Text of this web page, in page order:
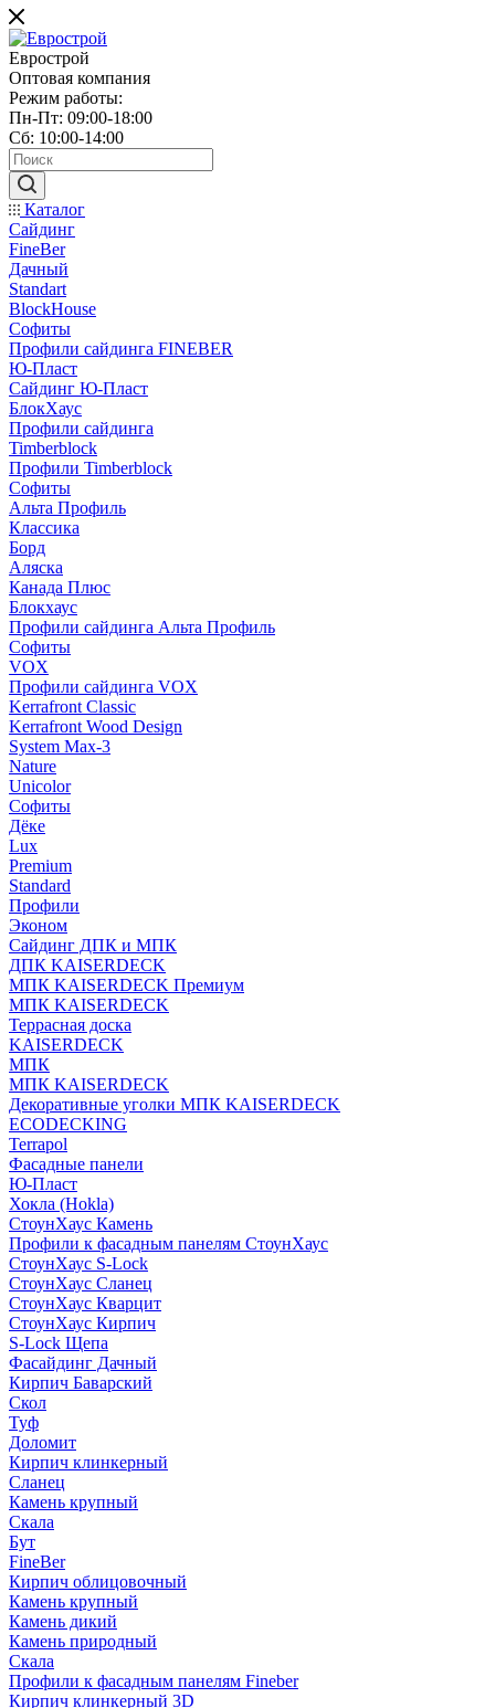
Еврострой
Оптовая компания
Режим работы:
Пн-Пт: 09:00-18:00
Сб: 10:00-14:00
Каталог
Сайдинг
FineBer
Дачный
Standart
BlockHouse
Софиты
Профили сайдинга FINEBER
Ю-Пласт
Сайдинг Ю-Пласт
БлокХаус
Профили сайдинга
Timberblock
Профили Timberblock
Софиты
Альта Профиль
Классика
Борд
Аляска
Канада Плюс
Блокхаус
Профили сайдинга Альта Профиль
Софиты
VOX
Профили сайдинга VOX
Kerrafront Classic
Kerrafront Wood Design
System Max-3
Nature
Unicolor
Софиты
Дёке
Lux
Premium
Standard
Профили
Эконом
Сайдинг ДПК и МПК
ДПК KAISERDECK
МПК KAISERDECK Премиум
МПК KAISERDECK
Террасная доска
KAISERDECK
МПК
МПК KAISERDECK
Декоративные уголки МПК KAISERDECK
ECODECKING
Terrapol
Фасадные панели
Ю-Пласт
Хокла (Hokla)
СтоунХаус Камень
Профили к фасадным панелям СтоунХаус
СтоунХаус S-Lock
СтоунХаус Сланец
СтоунХаус Кварцит
СтоунХаус Кирпич
S-Lock Щепа
Фасайдинг Дачный
Кирпич Баварский
Скол
Туф
Доломит
Кирпич клинкерный
Сланец
Камень крупный
Скала
Бут
FineBer
Кирпич облицовочный
Камень крупный
Камень дикий
Камень природный
Скала
Профили к фасадным панелям Fineber
Кирпич клинкерный 3D